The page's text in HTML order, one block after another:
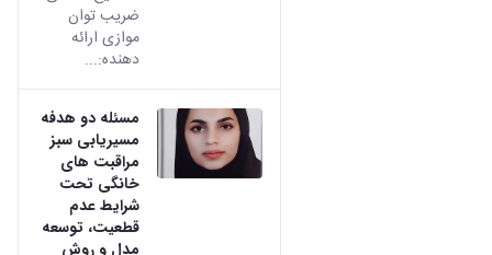
ضریب توان
موازی ارائه
دهنده:...
مسئله دو هدفه
مسیریابی سبز
مراقبت های
خانگی تحت
شرایط عدم
قطعیت، توسعه
مدل و روش